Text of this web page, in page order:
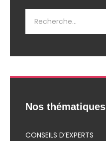
Nos thématiques
CONSEILS D’EXPERTS